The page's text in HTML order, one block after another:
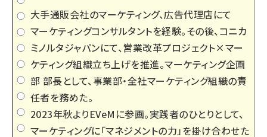
大手通販会社のマーケティング、広告代理店にて
マーケティングコンサルタントを経験。その後、コニカ
ミノルタジャパンにて、営業改革プロジェクト×マー
ケティング組織立ち上げを推進。マーケティング企画
部 部長として、事業部・全社マーケティング組織の責
任者を務めた。
2023年秋よりEVeMに参画。実践者のひとりとして、
マーケティングに「マネジメントの力」を掛け合わせた